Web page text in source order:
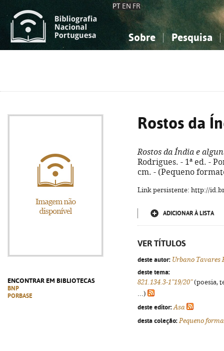
PT EN FR
Sobre Pesquisa
ENCONTRAR EM BIBLIOTECAS
BNP
PORBASE
Rostos da
Rostos da Índia e
Rodrigues. - 1ª ed. -
cm. - (Pequeno
Link persistente: http://
ADICIONAR À LISTA
VER TÍTULOS
deste autor: Urbano Tavares
deste tema:
821.134.3-1"19/20"(poesia,
...)
deste editor: Asa
desta coleção: Pequeno